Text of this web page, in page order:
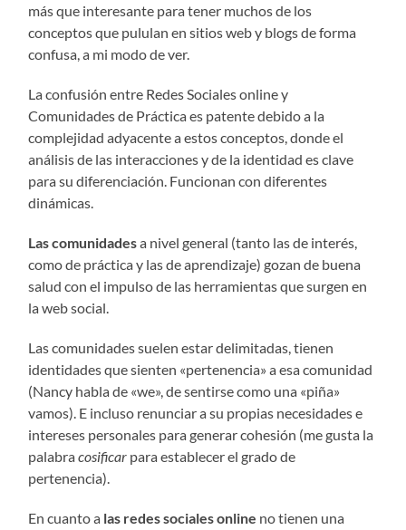
más que interesante para tener muchos de los
conceptos que pululan en sitios web y blogs de forma
confusa, a mi modo de ver.
La confusión entre Redes Sociales online y
Comunidades de Práctica es patente debido a la
complejidad adyacente a estos conceptos, donde el
análisis de las interacciones y de la identidad es clave
para su diferenciación. Funcionan con diferentes
dinámicas.
Las comunidadesa nivel general (tanto las de interés,
como de práctica y las de aprendizaje) gozan de buena
salud con el impulso de las herramientas que surgen en
la web social.
Las comunidades suelen estar delimitadas, tienen
identidades que sienten «pertenencia» a esa comunidad
(Nancy habla de «we», de sentirse como una «piña»
vamos). E incluso renunciar a su propias necesidades e
intereses personales para generar cohesión (me gusta la
palabracosificar para establecer el grado de
pertenencia).
En cuanto a las redes sociales online no tienen una